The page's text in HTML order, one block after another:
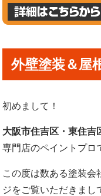
外壁塗装＆屋
初めまして！
大阪市住吉区・東住吉
専門店のペイントプロ
この度は数ある塗装会
ジをご覧いただきまし